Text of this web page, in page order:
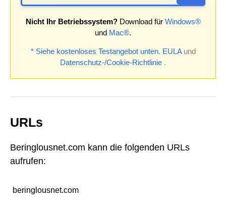
Nicht Ihr Betriebssystem?Download für Windows®
und Mac®.
* Siehe kostenloses Testangebot unten. EULAund
Datenschutz-/Cookie-Richtlinie .
URLs
Beringlousnet.com kann die folgenden URLs
aufrufen:
beringlousnet.com